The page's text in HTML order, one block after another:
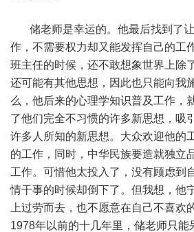
储老师是幸运的。他最后找到了让
作，不需要权力却又能发挥自己的工
班主任的时候，还不敢想象世界上除
还可能有其他思想，因此也只能向我
么，他后来的心理学知识普及工作，
了他们完全不习惯的许多新思想，吸
许多人所知的新思想。大众欢迎他的
的工作，同时，中华民族要造就独立
工作。可惜他太投入了，没有顾虑到
情干事的时候却倒下了。但我想，他
上过劳而去，也不愿意在自己不喜欢
1978年以前的十几年里，储老师只能